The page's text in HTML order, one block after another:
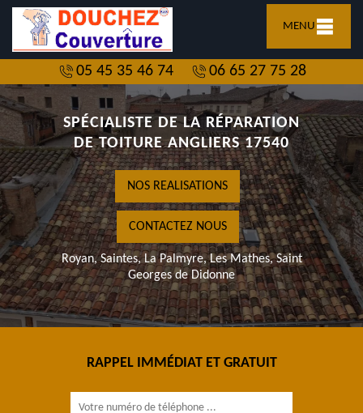
MENU
05 45 35 46 74 06 65 27 75 28
SPÉCIALISTE DE LA RÉPARATION
DE TOITURE ANGLIERS 17540
NOS REALISATIONS
CONTACTEZ NOUS
Royan, Saintes, La Palmyre, Les Mathes, Saint
Georges de Didonne
RAPPEL IMMÉDIAT ET GRATUIT